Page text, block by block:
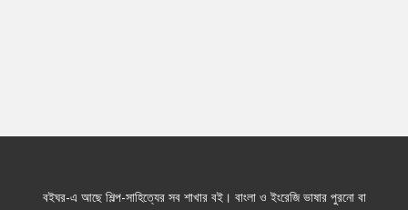
বইঘর-এ আছে শিল্প-সাহিত্যের সব শাখার বই। বাংলা ও ইংরেজি ভাষার পুরনো বা